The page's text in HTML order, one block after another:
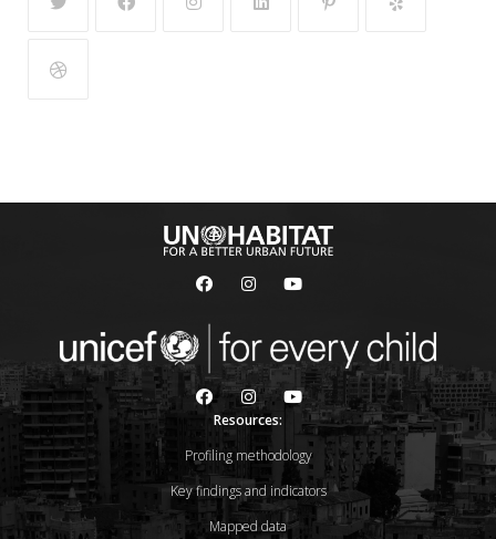
Resources:
Profiling methodology
Key findings and indicators
Mapped data